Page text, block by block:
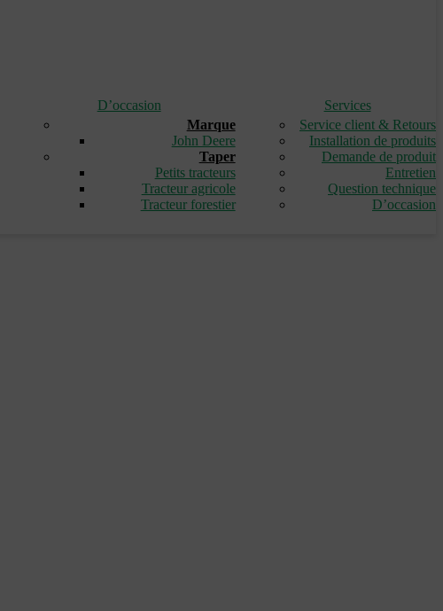
D’occasion
Marque
John Deere
Taper
Petits tracteurs
Tracteur agricole
Tracteur forestier
Services
Service client & Retours
Installation de produits
Demande de produit
Entretien
Question technique
D’occasion